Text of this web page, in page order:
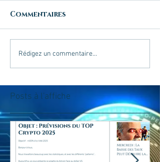
Commentaires
Rédigez un commentaire...
Posts à l'affiche